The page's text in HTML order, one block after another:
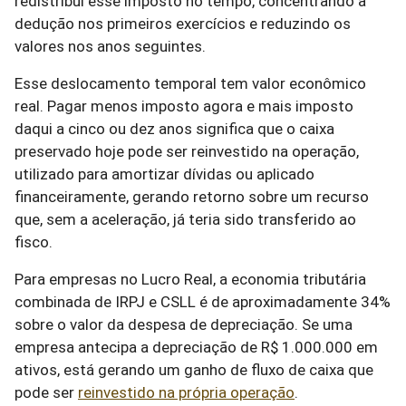
dedução nos primeiros exercícios e reduzindo os
valores nos anos seguintes.
Esse deslocamento temporal tem valor econômico
real. Pagar menos imposto agora e mais imposto
daqui a cinco ou dez anos significa que o caixa
preservado hoje pode ser reinvestido na operação,
utilizado para amortizar dívidas ou aplicado
financeiramente, gerando retorno sobre um recurso
que, sem a aceleração, já teria sido transferido ao
fisco.
Para empresas no Lucro Real, a economia tributária
combinada de IRPJ e CSLL é de aproximadamente 34%
sobre o valor da despesa de depreciação. Se uma
empresa antecipa a depreciação de R$ 1.000.000 em
ativos, está gerando um ganho de fluxo de caixa que
pode ser reinvestido na própria operação.